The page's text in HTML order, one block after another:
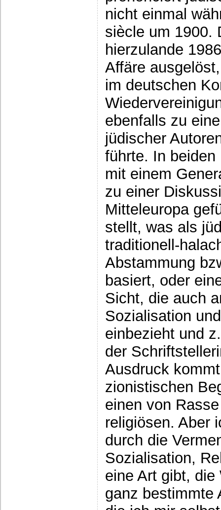
nicht einmal
siècle um 1900.
hierzulande
Affäre
im deutschen
ebenfalls zu
jüdischer
führte. In
mit einem
zu einer
Mitteleuropa
stellt, was als
traditionell-
Abstammung
basiert, oder
Sicht, die auch
Sozialisation
einbezieht und
der
Ausdruck
zionistischen
einen von
religiösen. Aber
durch die
Sozialisation,
eine Art gibt,
ganz bestimmte